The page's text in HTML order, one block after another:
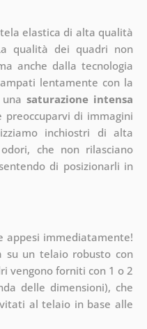
elastica di alta qualità
qualità dei quadri non
anche dalla tecnologia
lentamente con la
unasaturazione intensa
preoccuparvi di immagini
inchiostri di alta
che non rilasciano
di posizionarli in
appesi immediatamente!
su un telaio robusto con
vengono forniti con 1 o 2
delle dimensioni), che
al telaio in base alle